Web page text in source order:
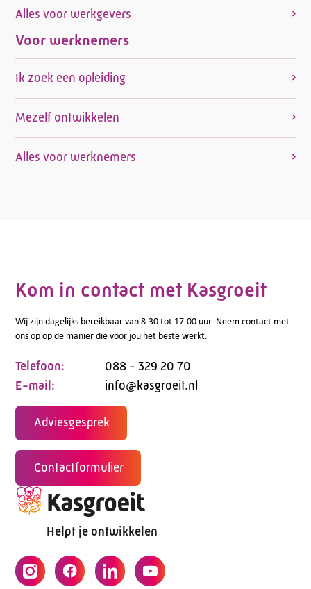
Alles voor werkgevers
Voor werknemers
Ik zoek een opleiding
Mezelf ontwikkelen
Alles voor werknemers
Kom in contact met Kasgroeit
Wij zijn dagelijks bereikbaar van 8.30 tot 17.00 uur. Neem contact met
ons op op de manier die voor jou het beste werkt.
Telefoon:
088 - 329 20 70
E-mail:
info@kasgroeit.nl
Adviesgesprek
Contactformulier
Helpt je ontwikkelen